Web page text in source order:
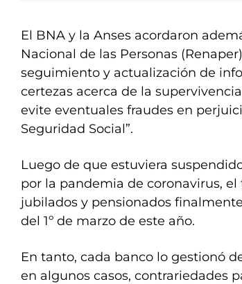
El BNA y la Anses acordaron
Nacional de las Personas
seguimiento y actualización de
certezas acerca de la
evite eventuales fraudes en
Seguridad Social”.
Luego de que estuviera
por la pandemia de coronavirus, el
jubilados y pensionados
del 1º de marzo de este año.
En tanto, cada banco lo gestionó
en algunos casos, contrariedades